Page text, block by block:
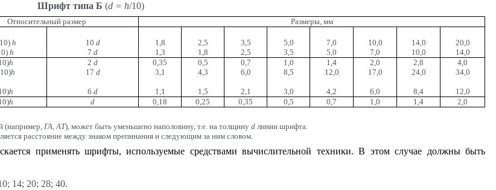
Шрифт типа Б (d = h/10)
Относительный размер
Размеры, мм
h 10 d 1,8 2,5 3,5 5,0 7,0 10,0 14,0
20,0
h 7 d 1,3 1,8 2,5 3,5 5,0 7,0 10,0
14,0
h 2 d 0,35 0,5 0,7 1,0 1,4 2,0 2,8
4,0
h 17 d 3,1 4,3 6,0 8,5 12,0 17,0 24,0 34,0
h 6 d 1,1 1,5 2,1 3,0 4,2 6,0 8,4
12,0
h d 0,18 0,25 0,35 0,5 0,7 1,0 1,4
2,0
(например, ГА,AT), может быть уменьшено наполовину, т.е. на толщину dлинии шрифта.
расстояние между знаком препинания и следующим за ним словом.
применять шрифты, используемые средствами вычислительной техники. В этом случае должны быть
14; 20; 28; 40.